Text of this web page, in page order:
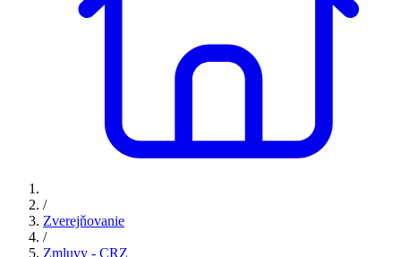
/
Zverejňovanie
/
Zmluvy - CRZ